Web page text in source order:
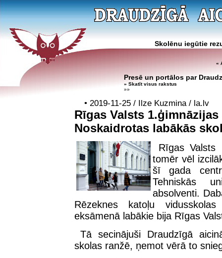
Skolēnu iegūtie
«
Presē un portālos par
» Skatīt visus rakstus
»»
• 2019-11-25 / Ilze Kuzmina / la.lv
Rīgas Valsts
Noskaidrotas labākās
Rīgas Valsts
tomēr vēl
šī gada
Tehniskās
absolventi.
Rēzeknes katoļu
eksāmenā labākie bija Rīgas
Tā secinājuši Draudzīgā
skolas ranžē, ņemot vērā to